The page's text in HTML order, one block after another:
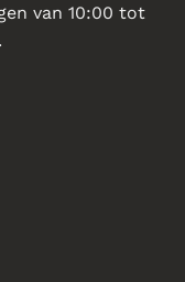
van 10:00 tot